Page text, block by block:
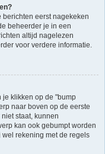
eerst nagekeken
beheerder je in een
altijd nagelezen
voor verdere informatie.
je klikken op de "bump
naar boven op de eerste
staat, kunnen
kan ook gebumpt worden
rekening met de regels